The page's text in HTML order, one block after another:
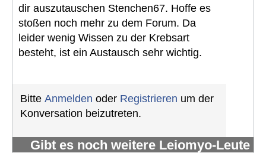
dir auszutauschen Stenchen67. Hoffe es
stoßen noch mehr zu dem Forum. Da
leider wenig Wissen zu der Krebsart
besteht, ist ein Austausch sehr wichtig.
Bitte Anmelden oder Registrieren um der
Konversation beizutreten.
Gibt es noch weitere Leiomyo-Leute